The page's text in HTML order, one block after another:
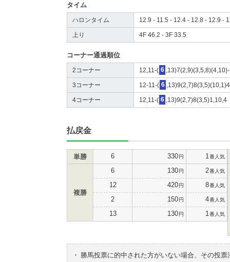
タイム
ハロンタイム 12.9 - 11.5 - 12.4 - 12.8 - 12.9 -
上り 4F 46.2 - 3F 33.5
コーナー通過順位
2コーナー 12,11-( 6
3コーナー 12-11-( 6 ,13)9(2,7)8(3,5)(10,1)4
4コーナー 12,11-( 6 ,13)9(2,7)8(3,5)1,10,4
払戻金
単勝 6 330円 1 番人気
複勝
6 130円 2番人気
12 420円 8番人気
2 150円 4番人気
13 130円 1 番人気
・
勝馬投票に的中された方がいない場合、その投